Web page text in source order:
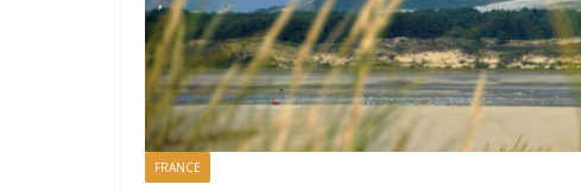
FRANCE